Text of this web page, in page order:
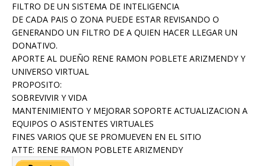
FILTRO DE UN SISTEMA DE INTELIGENCIA
DE CADA PAIS O ZONA PUEDE ESTAR REVISANDO O
GENERANDO UN FILTRO DE A QUIEN HACER LLEGAR UN
DONATIVO.
APORTE AL DUEÑO RENE RAMON POBLETE ARIZMENDY Y
UNIVERSO VIRTUAL
PROPOSITO:
SOBREVIVIR Y VIDA
MANTENIMIENTO Y MEJORAR SOPORTE ACTUALIZACION A
EQUIPOS O ASISTENTES VIRTUALES
FINES VARIOS QUE SE PROMUEVEN EN EL SITIO
ATTE: RENE RAMON POBLETE ARIZMENDY